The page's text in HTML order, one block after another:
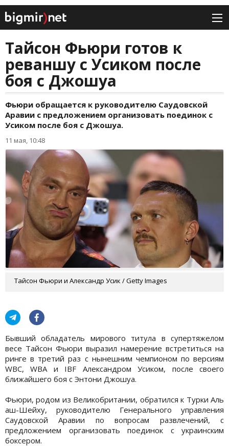
Тайсон Фьюри готов к
реваншу с Усиком после
боя с Джошуа
Фьюри обращается к руководителю Саудовской
Аравии с предложением организовать поединок с
Усиком после боя с Джошуа.
11 мая, 10:48
Тайсон Фьюри и Александр Усик / Getty Images
Бывший обладатель мирового титула в супертяжелом
весе Тайсон Фьюри выразил намерение встретиться на
ринге в третий раз с нынешним чемпионом по версиям
WBC, WBA и IBF Александром Усиком, после своего
ближайшего боя с Энтони Джошуа.
Фьюри, родом из Великобритании, обратился к Турки Аль
аш-Шейху, руководителю Генерального управления
Саудовской Аравии по вопросам развлечений, с
предложением организовать поединок с украинским
боксером.